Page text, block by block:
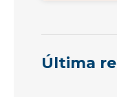
Última